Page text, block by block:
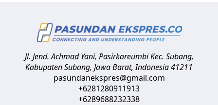
Jl. Jend. Achmad Yani, Pasirkareumbi Kec. Subang,
Kabupaten Subang, Jawa Barat,Indonesia41211
pasundanekspres@gmail.com
+6281280911913
+6289688232338